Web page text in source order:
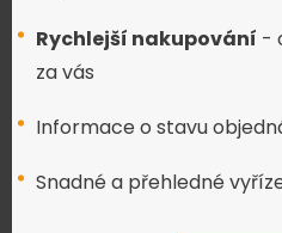
Rychlejší nakupování -
za vás
Informace o stavu
Snadné a přehledné